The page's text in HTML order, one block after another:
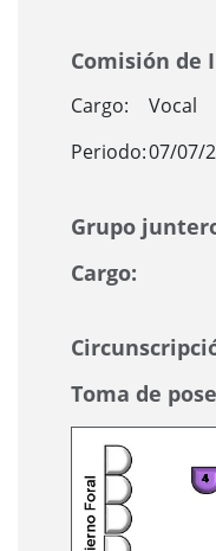
Comisión de
Cargo:
Vocal
Periodo:07/07/
Grupo
Cargo:
Toma de